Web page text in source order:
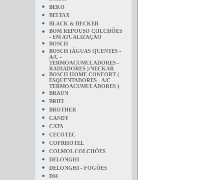
●
BEKO
●
BELTAX
●
BLACK & DECKER
●
BOM REPOUSO COLCHÕES
- EM ATUALIZAÇÃO
●
BOSCH
●
BOSCH (ÁGUAS QUENTES -
A/C -
TERMOACUMULADORES -
RADIADORES )/NECKAR
●
BOSCH HOME CONFORT (
ESQUENTADORES - A/C -
TERMOACUMULADORES )
●
BRAUN
●
BRIEL
●
BROTHER
●
CANDY
●
CATA
●
CECOTEC
●
COFRHOTEL
●
COLMOL COLCHÕES
●
DELONGHI
●
DELONGHI - FOGÕES
●
DI4